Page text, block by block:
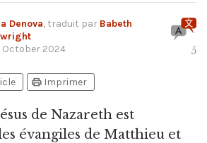
Denova, traduit par Babeth
October 2024 5
print Imprimer
de Nazareth est
évangiles de Matthieu et